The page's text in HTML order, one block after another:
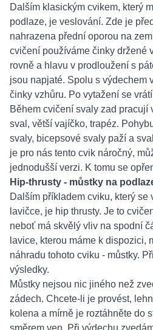
Dalším klasickým cvikem, který
podlaze, je veslování. Zde je
nahrazena přední oporou na
cvičení používáme činky držené
rovně a hlavu v prodloužení s
jsou napjaté. Spolu s výdechem
činky vzhůru. Po vytažení se
Během cvičení svaly zad pracují
sval, větší vajíčko, trapéz.
svaly, bicepsové svaly paží a
je pro nás tento cvik náročný,
jednodušší verzi. K tomu se
Hip-thrusty - můstky na
Dalším příkladem cviku, který se
lavičce, je hip thrusty. Je to
neboť má skvělý vliv na spodní
lavice, kterou máme k dispozici,
náhradu tohoto cviku - můstky.
výsledky.
Můstky nejsou nic jiného než
zádech. Chcete-li je provést,
kolena a mírně je roztáhněte do